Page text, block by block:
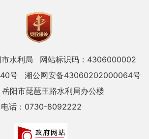
水利局
网站标识码：4306000002
号
湘公网安备43060202000064号
阳市琵琶王路水利局办公楼
电话：0730-8092222